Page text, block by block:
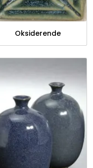
Oksiderende